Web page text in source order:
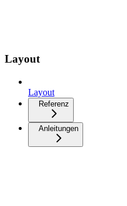
Layout
Layout
Referenz
Anleitungen